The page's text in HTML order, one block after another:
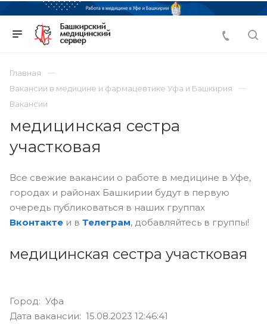
Главная
Вакансии в медицине и фармацевтике Уфа и Башкирия
Вакансии
медицинская сестра
участковая
Все свежие вакансии о работе в медицине в Уфе,
городах и районах Башкирии будут в первую
очередь публиковаться в наших группах
Вконтакте и в Телеграм, добавляйтесь в группы!
медицинская сестра участковая
Город: Уфа
Дата вакансии: 15.08.2023 12:46:41